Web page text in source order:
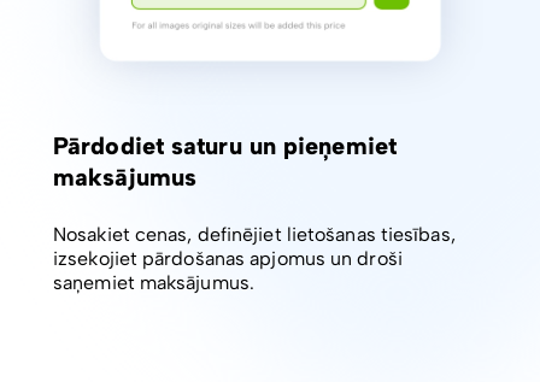
Pārdodiet saturu un pieņemiet
maksājumus
Nosakiet cenas, definējiet lietošanas tiesības,
izsekojiet pārdošanas apjomus un droši
saņemiet maksājumus.